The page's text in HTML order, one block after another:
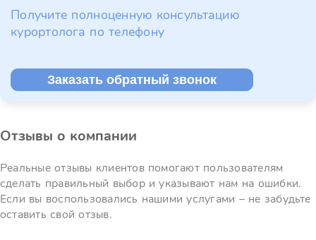
Получите полноценную консультацию
курортолога по телефону
Заказать обратный звонок
Отзывы о компании
Реальные отзывы клиентов помогают пользователям
сделать правильный выбор и указывают нам на ошибки.
Если вы воспользовались нашими услугами – не забудьте
оставить свой отзыв.